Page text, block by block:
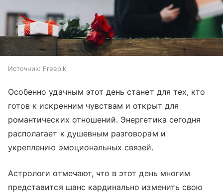
Источник: Freepik
Особенно удачным этот день станет для тех, кто
готов к искренним чувствам и открыт для
романтических отношений. Энергетика сегодня
располагает к душевным разговорам и
укреплению эмоциональных связей.
Астрологи отмечают, что в этот день многим
представится шанс кардинально изменить свою